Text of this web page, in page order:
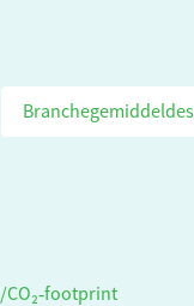
Branchegemiddeldes
/CO₂‑footprint